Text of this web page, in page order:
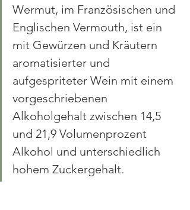
Wermut, im Französischen und
Englischen Vermouth, ist ein
mit Gewürzen und Kräutern
aromatisierter und
aufgespriteter Wein mit einem
vorgeschriebenen
Alkoholgehalt zwischen 14,5
und 21,9 Volumenprozent
Alkohol und unterschiedlich
hohem Zuckergehalt.